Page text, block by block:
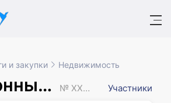
и закупки Недвижимость
№ XXXXXXX Участники